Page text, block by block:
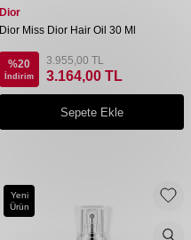
Dior
Dior Miss Dior Hair Oil 30 Ml
%20
İndirim
3.955,00 TL
3.164,00 TL
Sepete Ekle
Yeni
Ürün